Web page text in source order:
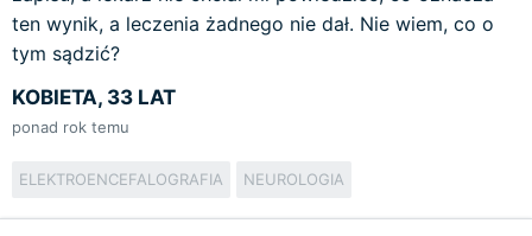
ten wynik, a leczenia żadnego nie dał. Nie wiem, co o
tym sądzić?
KOBIETA, 33 LAT
ponad rok temu
ELEKTROENCEFALOGRAFIA NEUROLOGIA